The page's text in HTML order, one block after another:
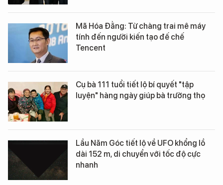
Mã Hóa Đằng: Từ chàng trai mê máy
tính đến người kiến tạo đế chế
Tencent
Cụ bà 111 tuổi tiết lộ bí quyết "tập
luyện" hàng ngày giúp bà trường thọ
Lầu Năm Góc tiết lộ về UFO khổng lồ
dài 152 m, di chuyển với tốc độ cực
nhanh